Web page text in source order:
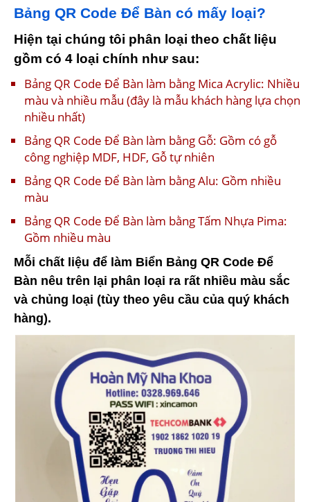
Bảng QR Code Để Bàn có mấy loại?
Hiện tại chúng tôi phân loại theo chất liệu
gồm có 4 loại chính như sau:
Bảng QR Code Để Bàn làm bằng Mica Acrylic: Nhiều
màu và nhiều mẫu (đây là mẫu khách hàng lựa chọn
nhiều nhất)
Bảng QR Code Để Bàn làm bằng Gỗ: Gồm có gỗ
công nghiệp MDF, HDF, Gỗ tự nhiên
Bảng QR Code Để Bàn làm bằng Alu: Gồm nhiều
màu
Bảng QR Code Để Bàn làm bằng Tấm Nhựa Pima:
Gồm nhiều màu
Mỗi chất liệu để làm Biển Bảng QR Code Để
Bàn nêu trên lại phân loại ra rất nhiều màu sắc
và chủng loại (tùy theo yêu cầu của quý khách
hàng).